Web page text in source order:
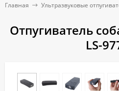
Главная Ультразвуковые
Отпугиватель
LS-